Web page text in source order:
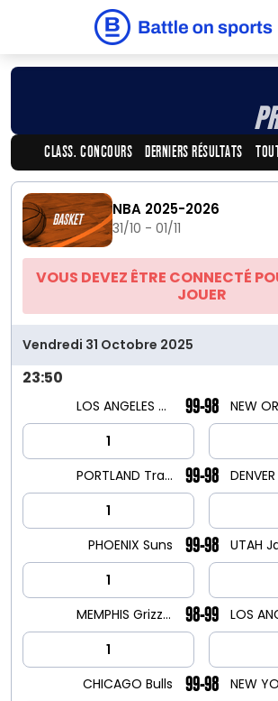
CLASS. CONCOURS DERNIERS RÉSULTATS
NBA 2025-2026
31/10 - 01/11
VOUS DEVEZ ÊTRE CONNECTÉ
JOUER
Vendredi 31 Octobre 2025
23:50
LOS ANGELES Clippers
1
99-98
PORTLAND Trailblazers
1
99-98
PHOENIX Suns
1
UTAH
99-98
MEMPHIS Grizzlies
1
98-99
CHICAGO Bulls
99-98